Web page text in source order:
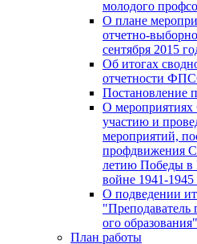
молодого
О плане
отчетно-
сентября 2015
Об итогах
отчетности
Постановление
О
участию и
мероприятий,
профдвижения
летию Победы в
войне 1941-1945
О подведении
"Преподаватель
ого образования"
План работы